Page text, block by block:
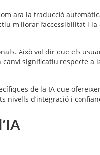
ara la traducció
millorar l’accessibilitat i la
Això vol dir que els
significatiu respecte
de la IA que
d’integració i